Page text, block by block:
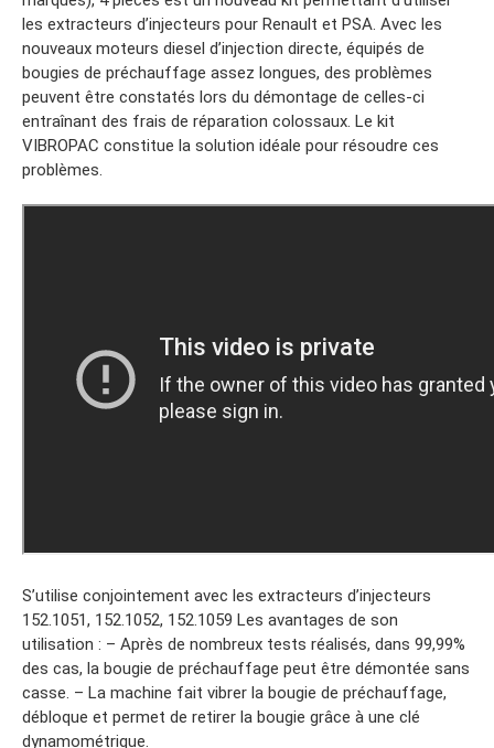
les extracteurs d’injecteurs pour Renault et PSA. Avec les
nouveaux moteurs diesel d’injection directe, équipés de
bougies de préchauffage assez longues, des problèmes
peuvent être constatés lors du démontage de celles-ci
entraînant des frais de réparation colossaux. Le kit
VIBROPAC constitue la solution idéale pour résoudre ces
problèmes.
S’utilise conjointement avec les extracteurs d’injecteurs
152.1051, 152.1052, 152.1059 Les avantages de son
utilisation : – Après de nombreux tests réalisés, dans 99,99%
des cas, la bougie de préchauffage peut être démontée sans
casse. – La machine fait vibrer la bougie de préchauffage,
débloque et permet de retirer la bougie grâce à une clé
dynamométrique.